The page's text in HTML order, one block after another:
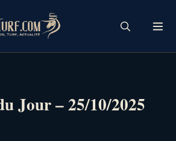
Jour – 25/10/2025